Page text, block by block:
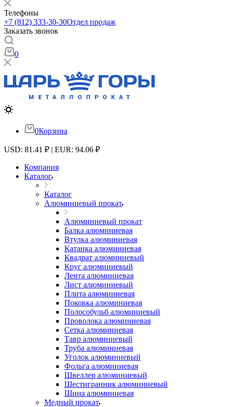
Телефоны
+7 (812) 333-30-30Отдел продаж
Заказать звонок
0
0Корзина
USD: 81.41 ₽ | EUR: 94.06 ₽
Компания
Каталог
Каталог
Алюминиевый прокат
Алюминиевый прокат
Балка алюминиевая
Втулка алюминиевая
Катанка алюминиевая
Квадрат алюминиевый
Круг алюминиевый
Лента алюминиевая
Лист алюминиевый
Плита алюминиевая
Поковка алюминиевая
Полособульб алюминиевый
Проволока алюминиевая
Сетка алюминиевая
Тавр алюминиевый
Труба алюминиевая
Уголок алюминиевый
Фольга алюминиевая
Швеллер алюминиевый
Шестигранник алюминиевый
Шина алюминиевая
Медный прокат